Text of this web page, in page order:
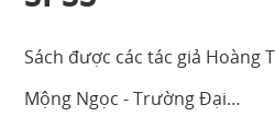
Sách được các tác giả Hoàng
Mộng Ngọc - Trường Đại…